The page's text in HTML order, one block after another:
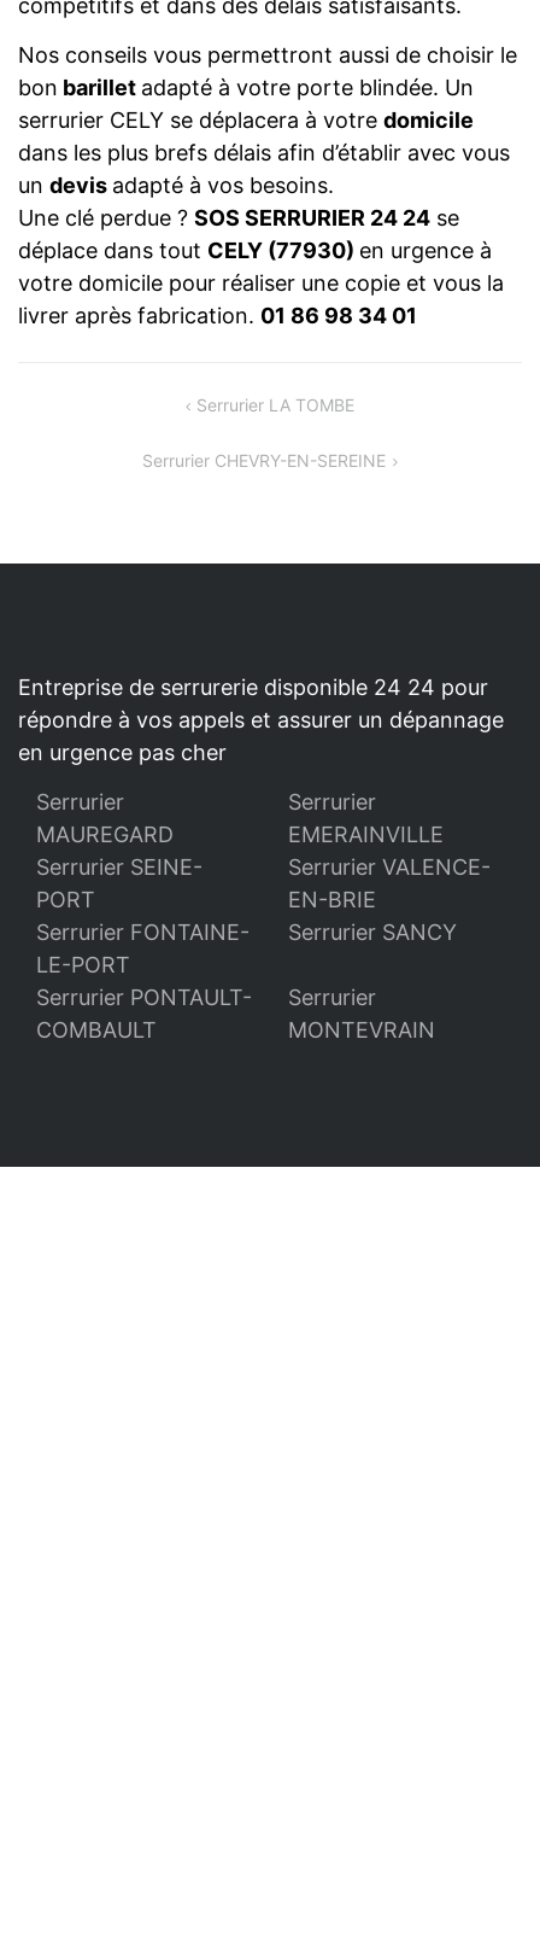
compétitifs et dans des délais satisfaisants.
Nos conseils vous permettront aussi de choisir le
bon barillet adapté à votre porte blindée. Un
serrurier CELY se déplacera à votre domicile
dans les plus brefs délais afin d’établir avec vous
un devis adapté à vos besoins.
Une clé perdue ? SOS SERRURIER 24 24 se
déplace dans tout CELY (77930) en urgence à
votre domicile pour réaliser une copie et vous la
livrer après fabrication. 01 86 98 34 01
Serrurier LA TOMBE
Serrurier CHEVRY-EN-SEREINE
Entreprise de serrurerie disponible 24 24 pour
répondre à vos appels et assurer un dépannage
en urgence pas cher
Serrurier
MAUREGARD
Serrurier
EMERAINVILLE
Serrurier SEINE-
PORT
Serrurier VALENCE-
EN-BRIE
Serrurier FONTAINE-
LE-PORT
Serrurier SANCY
Serrurier PONTAULT-
COMBAULT
Serrurier
MONTEVRAIN